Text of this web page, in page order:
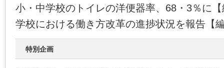
小・中学校のトイレの洋便器率、68・3％に
学校における働き方改革の進捗状況を報告【
特別企画